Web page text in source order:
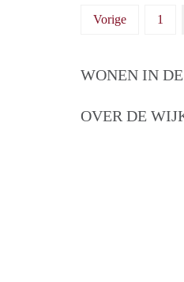
Vorige 1
WONEN IN
OVER DE